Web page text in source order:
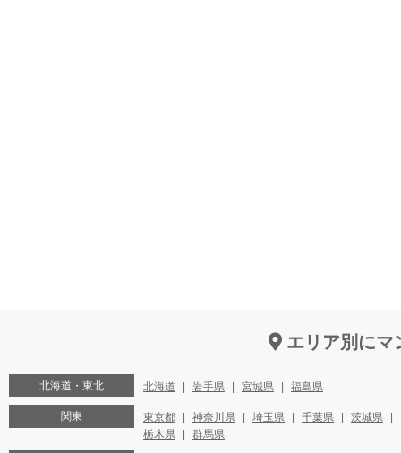
エリア別にマ
北海道・東北 北海道 岩手県 宮城県 福島県
関東 東京都 神奈川県 埼玉県 千葉県
茨城県
栃木県
群馬県